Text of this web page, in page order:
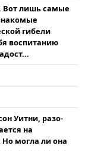
Вот лишь самые
гибели
воспитанию
Уитни, разо­
на
Но могла ли она